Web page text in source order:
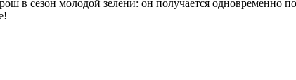
в сезон молодой зелени: он получается